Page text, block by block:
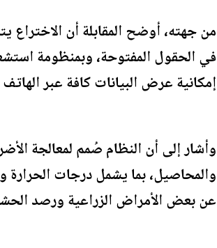
من جهته، أوضح المقابلة أن
في الحقول المفتوحة، وبمنظومة
إمكانية عرض البيانات كافة عبر
وأشار إلى أن النظام صُمم لمعالجة
والمحاصيل، بما يشمل درجات
عن بعض الأمراض الزراعية ورصد